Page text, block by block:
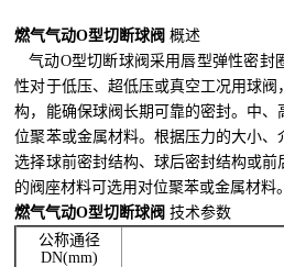
燃气气动O型切断球阀 概述
气动O型切断球阀采用唇型弹性密封
性对于低压、超低压或真空工况用球
构，能确保球阀长期可靠的密封。中
位聚苯或金属材料。根据压力的大小
选择球前密封结构、球后密封结构或前
的阀座材料可选用对位聚苯或金属材料。
燃气气动O型切断球阀技术参数
公称通径
DN(mm)